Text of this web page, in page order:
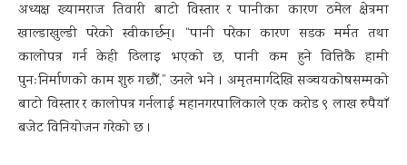
अध्यक्ष ख्यामराज तिवारी बाटो विस्तार र पानीका कारण ठमेल क्षेत्रमा
खाल्डाखुल्डी परेको स्वीकार्छन्। “पानी परेका कारण सडक मर्मत तथा
कालोपत्र गर्न केही ढिलाइ भएको छ, पानी कम हुने वित्तिकै हामी
पुनःनिर्माणको काम शुरु गछौँ,” उनले भने । अमृतमार्गदेखि सञ्चयकोषसम्मको
बाटो विस्तार र कालोपत्र गर्नलाई महानगरपालिकाले एक करोड ९ लाख रुपैयाँ
बजेट विनियोजन गरेको छ ।